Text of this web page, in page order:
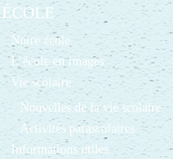
ÉCOLE
Notre école
L’école en images
Vie scolaire
Nouvelles de la vie scolaire
Activités parascolaires
Informations utiles